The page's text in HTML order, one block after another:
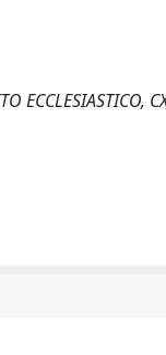
ECCLESIASTICO,